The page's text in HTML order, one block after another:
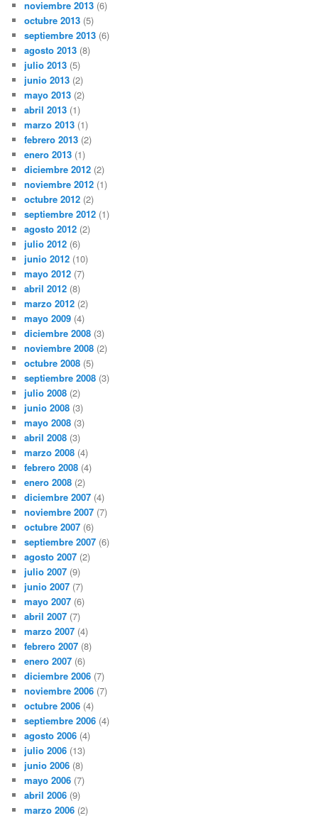
noviembre 2013 (6)
octubre 2013 (5)
septiembre 2013 (6)
agosto 2013 (8)
julio 2013 (5)
junio 2013 (2)
mayo 2013 (2)
abril 2013 (1)
marzo 2013 (1)
febrero 2013 (2)
enero 2013 (1)
diciembre 2012 (2)
noviembre 2012 (1)
octubre 2012 (2)
septiembre 2012 (1)
agosto 2012 (2)
julio 2012 (6)
junio 2012 (10)
mayo 2012 (7)
abril 2012 (8)
marzo 2012 (2)
mayo 2009 (4)
diciembre 2008 (3)
noviembre 2008 (2)
octubre 2008 (5)
septiembre 2008 (3)
julio 2008 (2)
junio 2008 (3)
mayo 2008 (3)
abril 2008 (3)
marzo 2008 (4)
febrero 2008 (4)
enero 2008 (2)
diciembre 2007 (4)
noviembre 2007 (7)
octubre 2007 (6)
septiembre 2007 (6)
agosto 2007 (2)
julio 2007 (9)
junio 2007 (7)
mayo 2007 (6)
abril 2007 (7)
marzo 2007 (4)
febrero 2007 (8)
enero 2007 (6)
diciembre 2006 (7)
noviembre 2006 (7)
octubre 2006 (4)
septiembre 2006 (4)
agosto 2006 (4)
julio 2006 (13)
junio 2006 (8)
mayo 2006 (7)
abril 2006 (9)
marzo 2006 (2)